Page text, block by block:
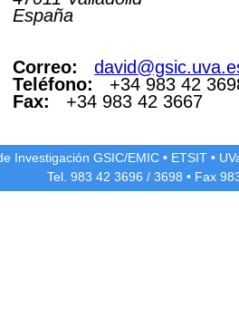
España
Correo:
Teléfono:
+34 983 42
Fax:
+34 983 42 3667
Investigación GSIC/EMIC • ETSIT •
Tel. 983 42 3696 / 3698 • Fax